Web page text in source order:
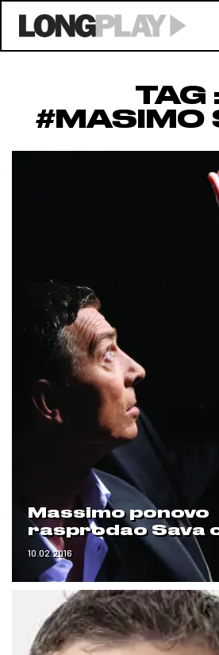
TAG
#MASIMO
Massimo ponovo
rasprodao Sava
10.02.2016